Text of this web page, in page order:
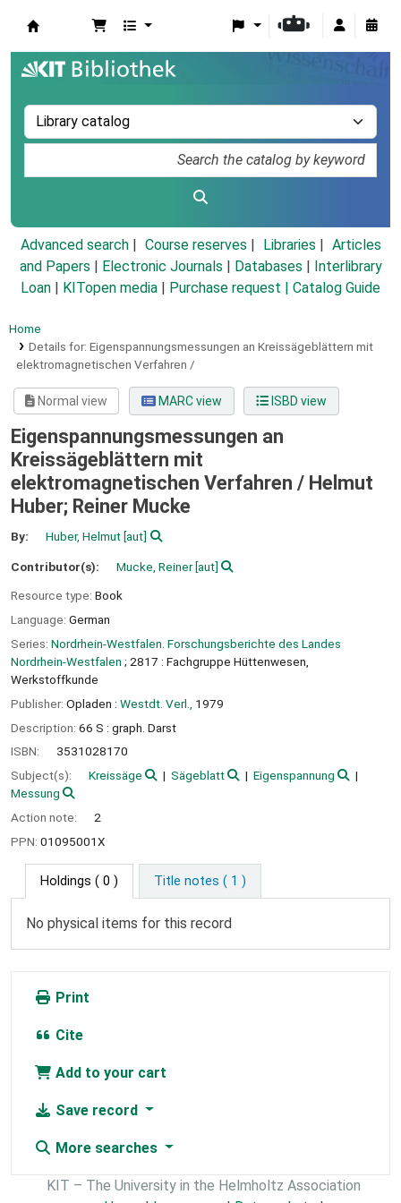
Advanced search Course reserves Libraries
Articles
and Papers
Electronic Journals Databases
Interlibrary
Loan
KITopen media Purchase request | Catalog Guide
Home
Details for: Eigenspannungsmessungen an Kreissägeblättern mit
elektromagnetischen Verfahren /
Normal view MARC view ISBD view
Eigenspannungsmessungen an
Kreissägeblättern mit
elektromagnetischen Verfahren / Helmut
Huber; Reiner Mucke
By: Huber, Helmut[aut]
Contributor(s): Mucke, Reiner[aut]
Resource type: Book
Language: German
Series: Nordrhein-Westfalen. Forschungsberichte des Landes
Nordrhein-Westfalen ; 2817 : Fachgruppe Hüttenwesen,
Werkstoffkunde
Publisher: Opladen : Westdt. Verl.,
1979
Description: 66 S : graph. Darst
ISBN:
3531028170
Subject(s):
Kreissäge Sägeblatt
Eigenspannung
Messung
Action note:
2
PPN: 01095001X
Holdings ( 0 ) Title notes ( 1 )
No physical items for this record
Print
Cite
Add to your cart
Save record
More searches
KIT – The University in the Helmholtz Association